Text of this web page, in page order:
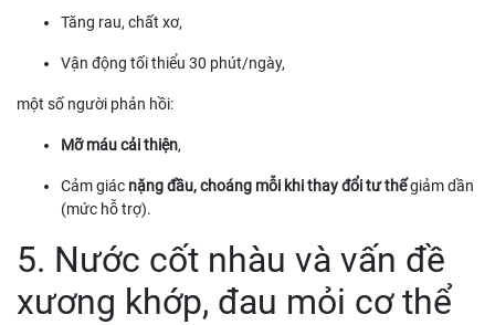
Tăng rau, chất xơ,
Vận động tối thiểu 30 phút/ngày,
một số người phản hồi:
Mỡ máu cải thiện,
Cảm giác nặng đầu, choáng mỗi khi thay đổi tư thếgiảm dần
(mức hỗ trợ).
5. Nước cốt nhàu và vấn đề
xương khớp, đau mỏi cơ thể